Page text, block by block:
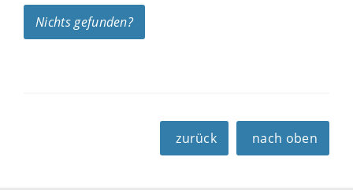
Nichts gefunden?
zurück nach oben